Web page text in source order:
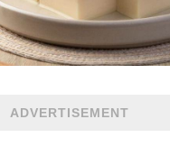
ADVERTISEMENT